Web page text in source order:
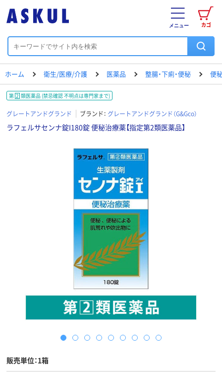
カゴ
メニュー
ホーム 衛生/医療/介護 医薬品 整腸・下痢・便秘 便
第 2 類医薬品 (禁忌確認 不明点は専門家まで)
グレートアンドグランド ブランド： グレートアンドグランド（G&Gco）
ラフェルサセンナ錠I180錠 便秘治療薬【指定第2類医薬品】
販売単位：1箱